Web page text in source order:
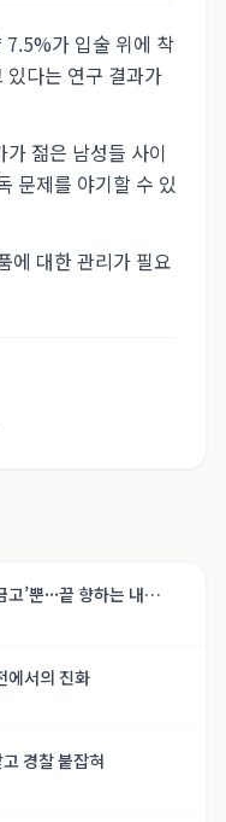
가 입술 위에 착
있다는 연구 결과가
젊은 남성들 사이
문제를 야기할 수 있
에 대한 관리가 필요
’뿐···끝 향하는 내
의 기록]
에서의 진화
경찰 붙잡혀